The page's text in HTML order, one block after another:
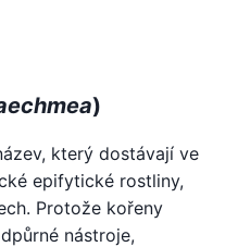
)
který dostávají ve
epifytické rostliny,
Protože kořeny
nástroje,